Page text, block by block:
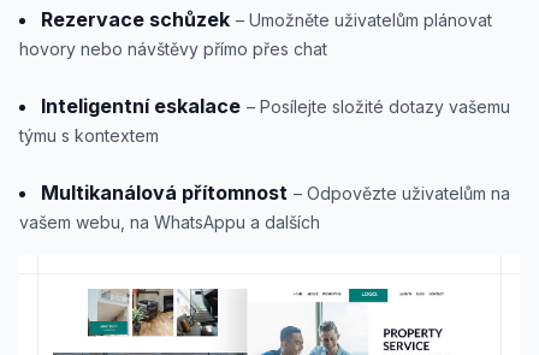
Rezervace schůzek – Umožněte uživatelům plánovat
hovory nebo návštěvy přímo přes chat
Inteligentní eskalace – Posílejte složité dotazy vašemu
týmu s kontextem
Multikanálová přítomnost – Odpovězte uživatelům na
vašem webu, na WhatsAppu a dalších